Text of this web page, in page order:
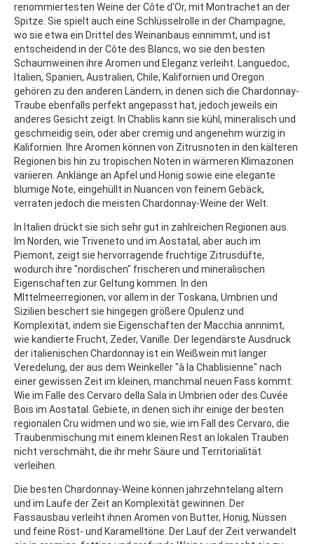
renommiertesten Weine der Côte d'Or, mit Montrachet an der
Spitze. Sie spielt auch eine Schlüsselrolle in der Champagne,
wo sie etwa ein Drittel des Weinanbaus einnimmt, und ist
entscheidend in der Côte des Blancs, wo sie den besten
Schaumweinen ihre Aromen und Eleganz verleiht. Languedoc,
Italien, Spanien, Australien, Chile, Kalifornien und Oregon
gehören zu den anderen Ländern, in denen sich die Chardonnay-
Traube ebenfalls perfekt angepasst hat, jedoch jeweils ein
anderes Gesicht zeigt. In Chablis kann sie kühl, mineralisch und
geschmeidig sein, oder aber cremig und angenehm würzig in
Kalifornien. Ihre Aromen können von Zitrusnoten in den kälteren
Regionen bis hin zu tropischen Noten in wärmeren Klimazonen
variieren. Anklänge an Apfel und Honig sowie eine elegante
blumige Note, eingehüllt in Nuancen von feinem Gebäck,
verraten jedoch die meisten Chardonnay-Weine der Welt.
In Italien drückt sie sich sehr gut in zahlreichen Regionen aus.
Im Norden, wie Triveneto und im Aostatal, aber auch im
Piemont, zeigt sie hervorragende fruchtige Zitrusdüfte,
wodurch ihre "nordischen" frischeren und mineralischen
Eigenschaften zur Geltung kommen. In den
MIttelmeerregionen, vor allem in der Toskana, Umbrien und
Sizilien beschert sie hingegen größere Opulenz und
Komplexität, indem sie Eigenschaften der Macchia annnimt,
wie kandierte Frucht, Zeder, Vanille. Der legendärste Ausdruck
der italienischen Chardonnay ist ein Weißwein mit langer
Veredelung, der aus dem Weinkeller "à la Chablisienne" nach
einer gewissen Zeit im kleinen, manchmal neuen Fass kommt:
Wie im Falle des Cervaro della Sala in Umbrien oder des Cuvée
Bois im Aostatal. Gebiete, in denen sich ihr einige der besten
regionalen Cru widmen und wo sie, wie im Fall des Cervaro, die
Traubenmischung mit einem kleinen Rest an lokalen Trauben
nicht verschmäht, die ihr mehr Säure und Territorialität
verleihen.
Die besten Chardonnay-Weine können jahrzehntelang altern
und im Laufe der Zeit an Komplexität gewinnen. Der
Fassausbau verleiht ihnen Aromen von Butter, Honig, Nüssen
und feine Röst- und Karamelltöne. Der Lauf der Zeit verwandelt